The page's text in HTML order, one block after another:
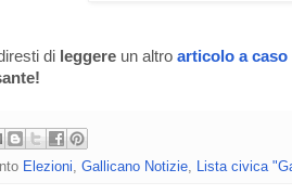
di leggere un altro articolo a caso
Elezioni Gallicano Notizie Lista civica